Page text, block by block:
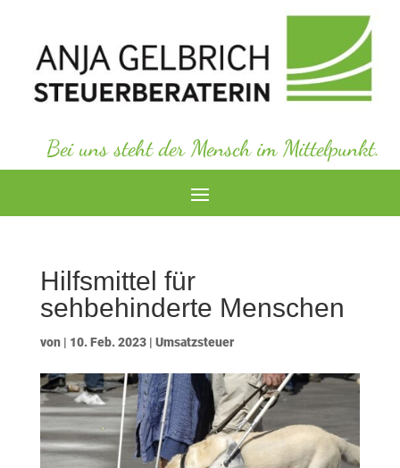
Bei uns steht der Mensch im Mittelpunkt.
Hilfsmittel für
sehbehinderte Menschen
von | 10. Feb. 2023| Umsatzsteuer